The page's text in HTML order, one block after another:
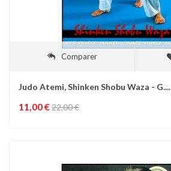
Comparer
Judo Atemi, Shinken Shobu Waza - G....
11,00 €22,00 €